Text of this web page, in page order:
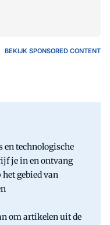
BEKIJK SPONSORED CONTENT
en technologische
je in en ontvang
gebied van
om artikelen uit de